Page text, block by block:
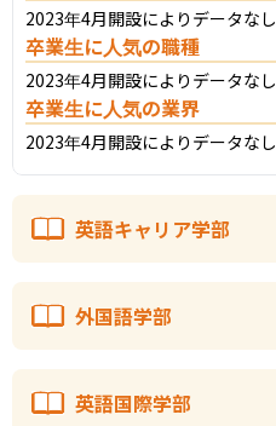
2023年4月開設によりデータなし
卒業生に人気の職種
2023年4月開設によりデータなし
卒業生に人気の業界
2023年4月開設によりデータなし
英語キャリア学部
外国語学部
英語国際学部